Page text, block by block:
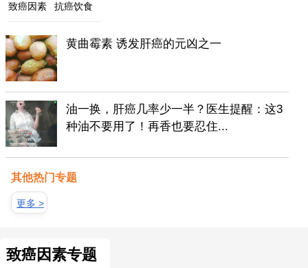
致癌因素 抗癌饮食
黄曲霉素 诱发肝癌的元凶之一
油一换，肝癌几率少一半？医生提醒：这3
种油不要用了！再香也要忍住...
其他热门专题
更多 >
致癌因素专题